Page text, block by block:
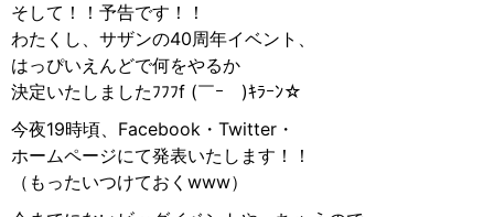
そして！！予告です！！
わたくし、サザンの40周年イベント、
はっぴいえんどで何をやるか
決定いたしましたﾌﾌﾌf (￣ｰ￣)ｷﾗｰﾝ☆︎
今夜19時頃、Facebook・Twitter・
ホームページにて発表いたします！！
（もったいつけておくwww）